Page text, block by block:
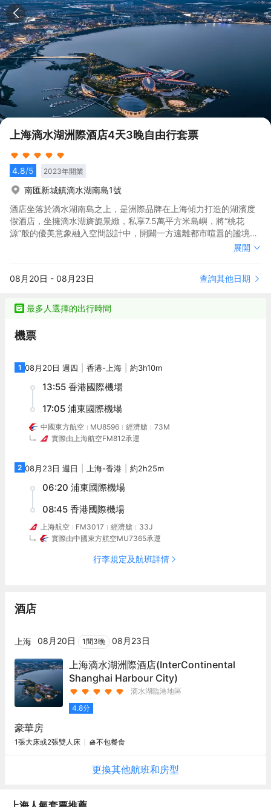
上海滴水湖洲際酒店4天3晚自由行套票
4.8/5 2023年開業
南匯新城鎮滴水湖南島1號
酒店坐落於滴水湖南島之上，是洲際品牌在上海傾力打造的湖濱度
假酒店，坐擁滴水湖旖旎景緻，私享7.5萬平方米島嶼，將“桃花
源”般的優美意象融入空間設計中，開闢一方遠離都市喧囂的謐境，
成為城市度假、親子出遊、商務會議、浪漫婚典和私人活動的理想
風光宜人。酒店臨湖構建，由享譽全球的ATKINS建築設計事務所匠
園林錯落有致，有序延伸接連着遊艇碼頭，將現代濱海風尚與江南
卷，引人探尋陸與海的美妙。<br>現代設計融會在地自然人文<br>
酒店的外觀設計引人矚目，以臨港地區春季開遍林間桃花為原型，
陽光下閃耀，將暫離都市紛擾的人們引入繁花之中，盡享山林野
象靈感，將水之折影、波紋、貝殼精華元素，通過線條靈動的傢
俱、裝飾及藝術品應用於整體設計中，讓客人在通透舒適的空間中
感受這片海陸交匯之處的寧靜，沉浸於度假的愜意時光裏。<br>酒
店位置<br>酒店背依臨港新城，面朝滴水湖，花園綠茵環擁，獨享
整個南島。毗鄰上海天文館、上海海昌海洋公園和南匯嘴觀海公
賞景、雪國暢滑嬉戲、天文館觀星攬月、海洋公園探趣，以及尋味
當地漁鮮，皆可讓您盡興領略滴水湖的魅力。<br>客房禮遇<br>奢
華的客房和套房<br>酒店隱於五片婀娜的“花瓣”之下，可多維度欣
術與科技潮流中獨享一方私密。客房面積從45平米起，寬敞通透，
80%的客房設有遊輪式的觀景陽台及寬敞的休息區，浴室配有超大
觀景浴缸，賓客可浸靠在浴缸裏舒緩一天的疲憊，同時欣賞秀美的
辦公和聚會的不同需求。遊輪露台設計的房間與湖景遙相呼應，置
此尊享多重禮遇。
酒店坐落於滴水湖南島之上，是洲際品牌在上海傾力打造的湖濱度
成為城市度假、親子出遊、商務會議、浪漫婚典和私人活動的理想
上海市東南——臨港新城。地處東海之濱、杭州灣畔，河港縱橫、
心雕琢，整體造型俯瞰如桃花般婀娜綻放於湖面之上。鬱鬱葱葱的
園林錯落有致，有序延伸接連着遊艇碼頭，將現代濱海風尚與江南
卷，引人探尋陸與海的美妙。<br>現代設計融會在地自然人文<br>
將花瓣元素運用於主建築的設計中。每當日出東方，花瓣的曲線在
陽光下閃耀，將暫離都市紛擾的人們引入繁花之中，盡享山林野
趣。<br>室內空間則以當代美學為視角，汲取海陸的交匯帶來的意
象靈感，將水之折影、波紋、貝殼精華元素，通過線條靈動的傢
俱、裝飾及藝術品應用於整體設計中，讓客人在通透舒適的空間中
店位置<br>酒店背依臨港新城，面朝滴水湖，花園綠茵環擁，獨享
整個南島。毗鄰上海天文館、上海海昌海洋公園和南匯嘴觀海公
園，交通便利。<br>城市度假的多元體驗灘塗趕海拾貝、環湖騎行
當地漁鮮，皆可讓您盡興領略滴水湖的魅力。<br>客房禮遇<br>奢
華的客房和套房<br>酒店隱於五片婀娜的“花瓣”之下，可多維度欣
賞湖光美景和臨港新城。超大的奢華舒居體驗在現代美學、時尚藝
80%的客房設有遊輪式的觀景陽台及寬敞的休息區，浴室配有超大
身其中，如遨遊海上。<br>洲際行政俱樂部<br>洲際行政俱樂部位
談、聚會休閒的空間。入住洲際行政俱樂部客房和套房的客人可於
此尊享多重禮遇。
展開
08月20日 - 08月23日 查詢其他日期
最多人選擇的出行時間
機票
1 08月20日 週四 香港- 上海 約3h10m
13:55 香港國際機場
17:05 浦東國際機場
中國東方航空 MU8596 經濟艙
73M
實際由 上海航空FM812承運
2 08月23日 週日 上海-香港 約2h25m
06:20 浦東國際機場
08:45 香港國際機場
上海航空 FM3017 經濟艙
33J
實際由中國東方航空MU7365承運
行李規定及航班詳情
酒店
上海 08月20日 1間3晚 08月23日
上海滴水湖洲際酒店(InterContinental
Shanghai Harbour City)
滴水湖臨港地區
4.8分
豪華房
1張大床或2張雙人床 不包餐食
更換其他航班和房型